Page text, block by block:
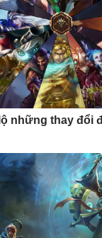
những thay đổi